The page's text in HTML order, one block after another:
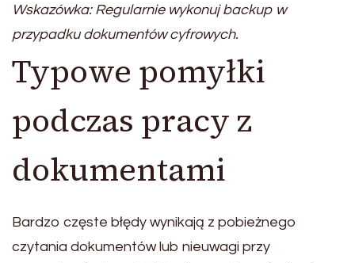
Wskazówka: Regularnie wykonuj backup w
przypadku dokumentów cyfrowych.
Typowe pomyłki
podczas pracy z
dokumentami
Bardzo częste błędy wynikają z pobieżnego
czytania dokumentów lub nieuwagi przy